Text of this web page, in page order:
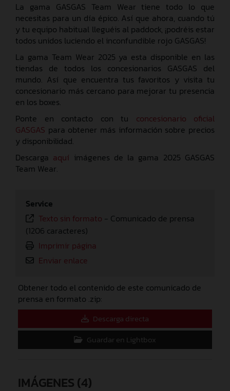
La gama GASGAS Team Wear tiene todo lo que
necesitas para un día épico. Así que ahora, cuando tú
y tu equipo habitual lleguéis al paddock, ¡podréis estar
todos unidos luciendo el inconfundible rojo GASGAS!
La gama Team Wear 2025 ya esta disponible en las
tiendas de todos los concesionarios GASGAS del
mundo. Así que encuentra tus favoritos y visita tu
concesionario más cercano para mejorar tu presencia
en los boxes.
Ponte en contacto con tu concesionario oficial
GASGAS para obtener más información sobre precios
y disponibilidad.
Descarga aquí imágenes de la gama 2025 GASGAS
Team Wear.
Service
Texto sin formato - Comunicado de prensa
(1206 caracteres)
Imprimir página
Enviar enlace
Obtener todo el contenido de este comunicado de
prensa en formato .zip:
Descarga directa
Guardar en Lightbox
IMÁGENES (4)